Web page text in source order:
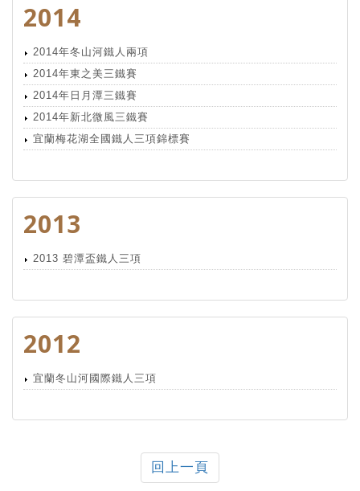
2014
2014年冬山河鐵人兩項
2014年東之美三鐵賽
2014年日月潭三鐵賽
2014年新北微風三鐵賽
宜蘭梅花湖全國鐵人三項錦標賽
2013
2013 碧潭盃鐵人三項
2012
宜蘭冬山河國際鐵人三項
回上一頁